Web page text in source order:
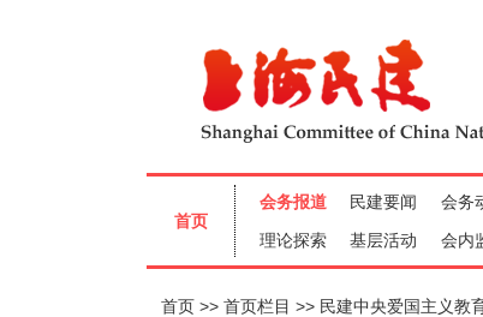
首页 首页栏目 民建中央爱国主义教